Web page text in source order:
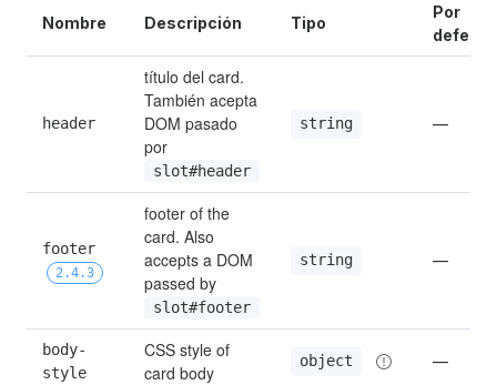
Nombre Descripción Tipo
Por
defecto
header
título del card.
También acepta
DOM pasado
slot#header
string —
footer
2.4.3
footer of the
card. Also
accepts a DOM
slot#footer
string —
body-
style
CSS style of
card body
object —